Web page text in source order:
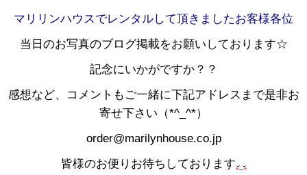
マリリンハウスでレンタルして頂きましたお客様各位
当日のお写真のブログ掲載をお願いしております☆
記念にいかがですか？？
感想など、コメントもご一緒に下記アドレスまで是非お
寄せ下さい（*^_^*）
order@marilynhouse.co.jp
皆様のお便りお待ちしております